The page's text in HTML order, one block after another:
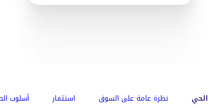
الحي نظرة عامة على السوق استثمار أسلوب